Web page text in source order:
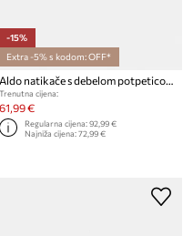
-15%
Extra -5% s kodom: OFF*
Trenutna cijena:
61,99 €
Regularna cijena:92,99 €
Najniža cijena:72,99 €